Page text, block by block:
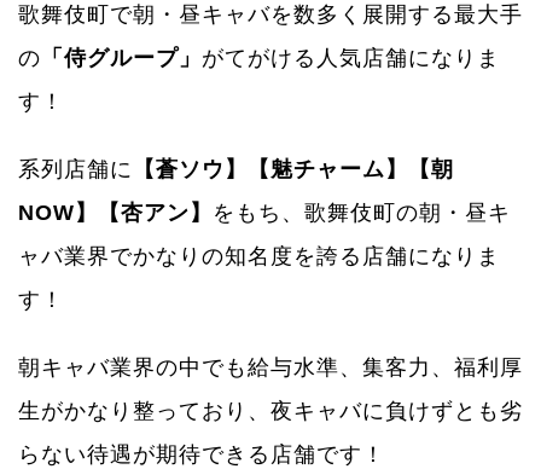
歌舞伎町で朝・昼キャバを数多く展開する最大手
の 「侍グループ」 がてがける人気店舗になりま
す！
系列店舗に
【蒼ソウ】【魅チャーム】【朝
NOW】【杏アン】 をもち、歌舞伎町の朝・昼キ
ャバ業界でかなりの知名度を誇る店舗になりま
す！
朝キャバ業界の中でも給与水準、集客力、福利厚
生がかなり整っており、夜キャバに負けずとも劣
らない待遇が期待できる店舗です！